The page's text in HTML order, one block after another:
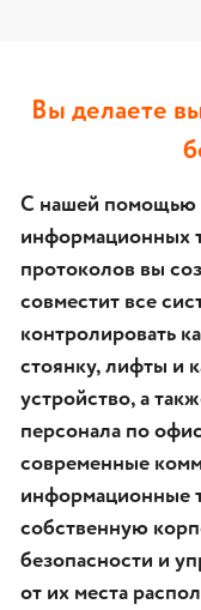
Вы делаете
С нашей помощью
информационных
протоколов вы
совместит все
контролировать
стоянку, лифты и
устройство, а
персонала по
современные
информационные
собственную
безопасности и
от их места